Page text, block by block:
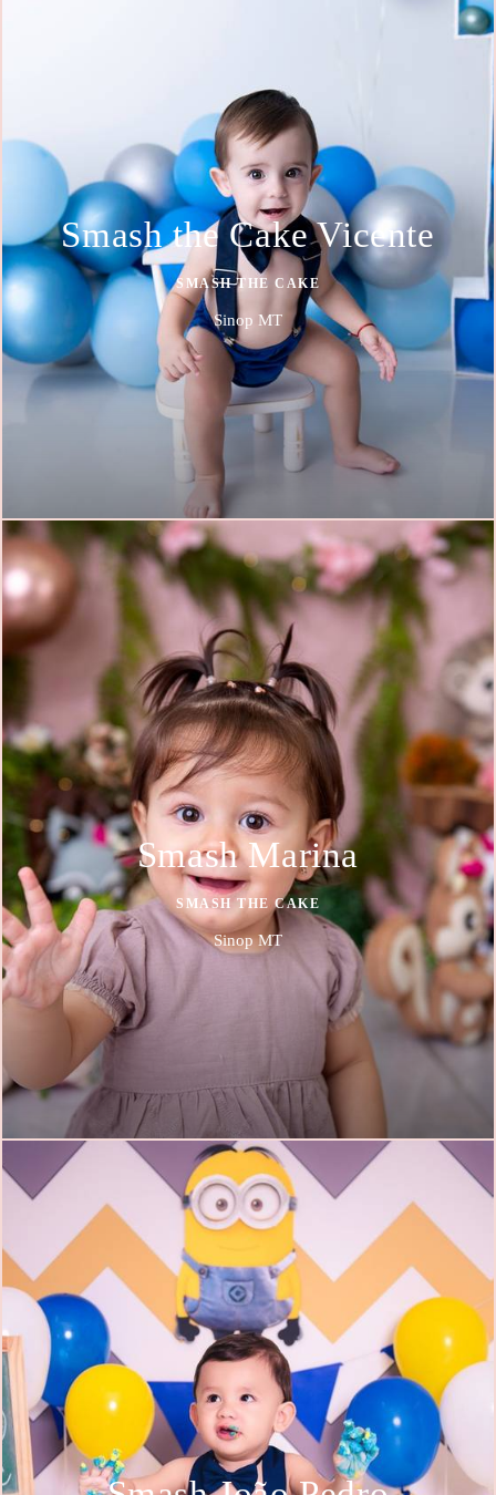
Smash the Cake Vicente
SMASH THE CAKE
Sinop MT
Smash Marina
SMASH THE CAKE
Sinop MT